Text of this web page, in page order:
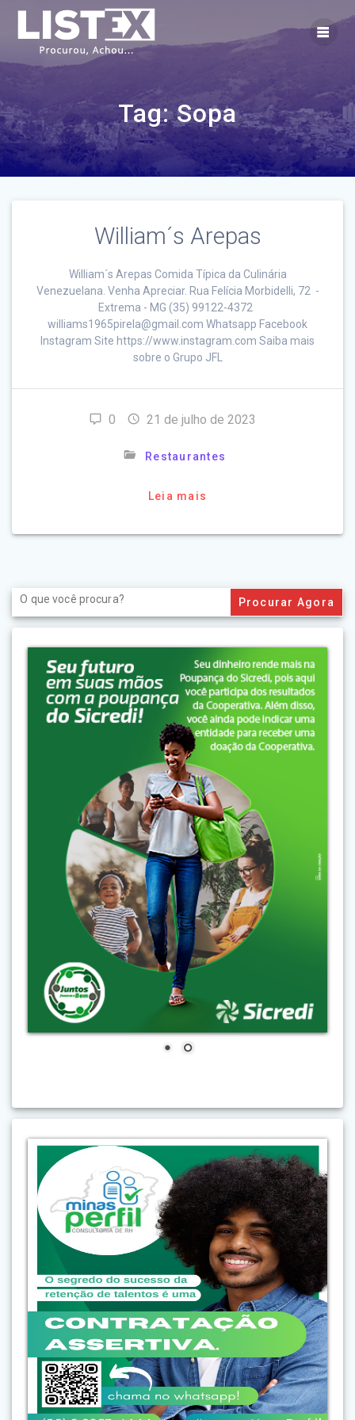
content
Tag:Sopa
William´s Arepas
William´s Arepas Comida Típica da Culinária
Venezuelana. Venha Apreciar. Rua Felícia Morbidelli, 72 -
Extrema - MG (35) 99122-4372
williams1965pirela@gmail.com Whatsapp Facebook
Instagram Site https://www.instagram.com Saiba mais
sobre o Grupo JFL
0 21 de julho de 2023
Restaurantes
Leia mais
Search
for: